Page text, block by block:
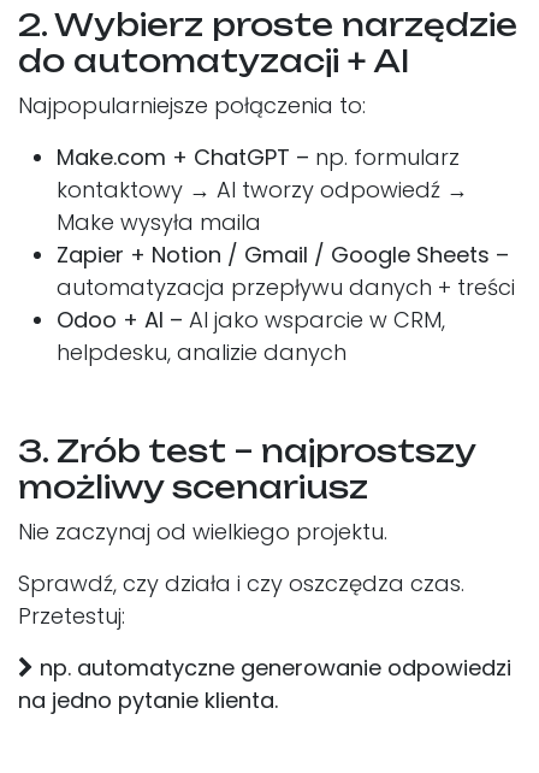
2. Wybierz proste narzędzie
do automatyzacji + AI
Najpopularniejsze połączenia to:
Make.com + ChatGPT – np. formularz
kontaktowy → AI tworzy odpowiedź →
Make wysyła maila
Zapier + Notion / Gmail / Google Sheets –
automatyzacja przepływu danych + treści
Odoo + AI – AI jako wsparcie w CRM,
helpdesku, analizie danych
3. Zrób test – najprostszy
możliwy scenariusz
Nie zaczynaj od wielkiego projektu. ​
Sprawdź, czy działa i czy oszczędza czas.
Przetestuj:
np. automatyczne generowanie odpowiedzi
na jedno pytanie klienta.